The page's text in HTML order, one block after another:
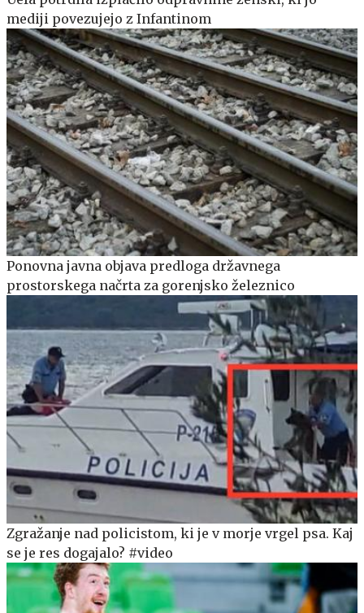
mediji povezujejo z Infantinom
Ponovna javna objava predloga državnega
prostorskega načrta za gorenjsko železnico
Zgražanje nad policistom, ki je v morje vrgel psa. Kaj
se je res dogajalo? #video